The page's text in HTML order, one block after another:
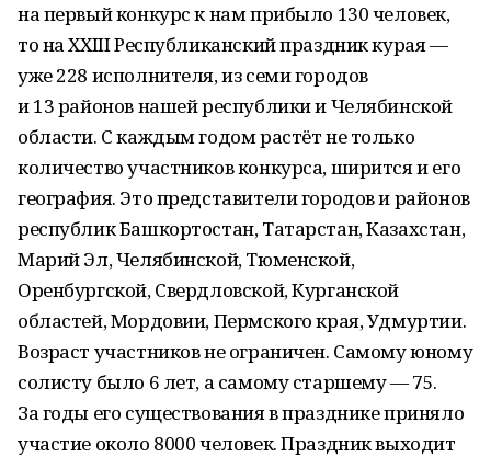
на первый конкурс к нам прибыло 130 человек,
то на XXIII Республиканский праздник курая —
уже 228 исполнителя, из семи городов
и 13 районов нашей респуб­лики и Челябинской
области. С каждым годом растёт не только
количество участников конкурса, ширится и его
география. Это представители городов и районов
республик Башкортостан, Татарстан, Казахстан,
Марий Эл, Челябинской, Тюменской,
Оренбургской, Свердловской, Курганской
областей, Мордовии, Пермского края, Удмуртии.
Возраст участников не ограничен. Самому юному
солисту было 6 лет, а самому старшему — 75.
За годы его существования в празднике приняло
участие около 8000 человек. Праздник выходит